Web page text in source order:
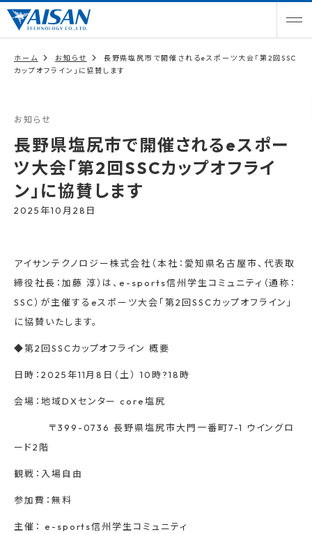
ホーム お知らせ
長野県塩尻市で開催されるeスポーツ大会「第2回SSC
カップオフライン」に協賛します
お知らせ
長野県塩尻市で開催されるeスポー
ツ大会「第2回SSCカップオフライ
ン」に協賛します
2025年10月28日
アイサンテクノロジー株式会社（本社：愛知県名古屋市、代表取
締役社長：加藤 淳）は、e-sports信州学生コミュニティ（通称：
SSC）が主催するeスポーツ大会「第2回SSCカップオフライン」
に協賛いたします。
◆第2回SSCカップオフライン 概要
日時：2025年11月8日（土） 10時?18時
会場：地域DXセンター core塩尻
〒399-0736 長野県塩尻市大門一番町7-1 ウイングロ
ード2階
観戦：入場自由
参加費：無料
主催： e-sports信州学生コミュニティ